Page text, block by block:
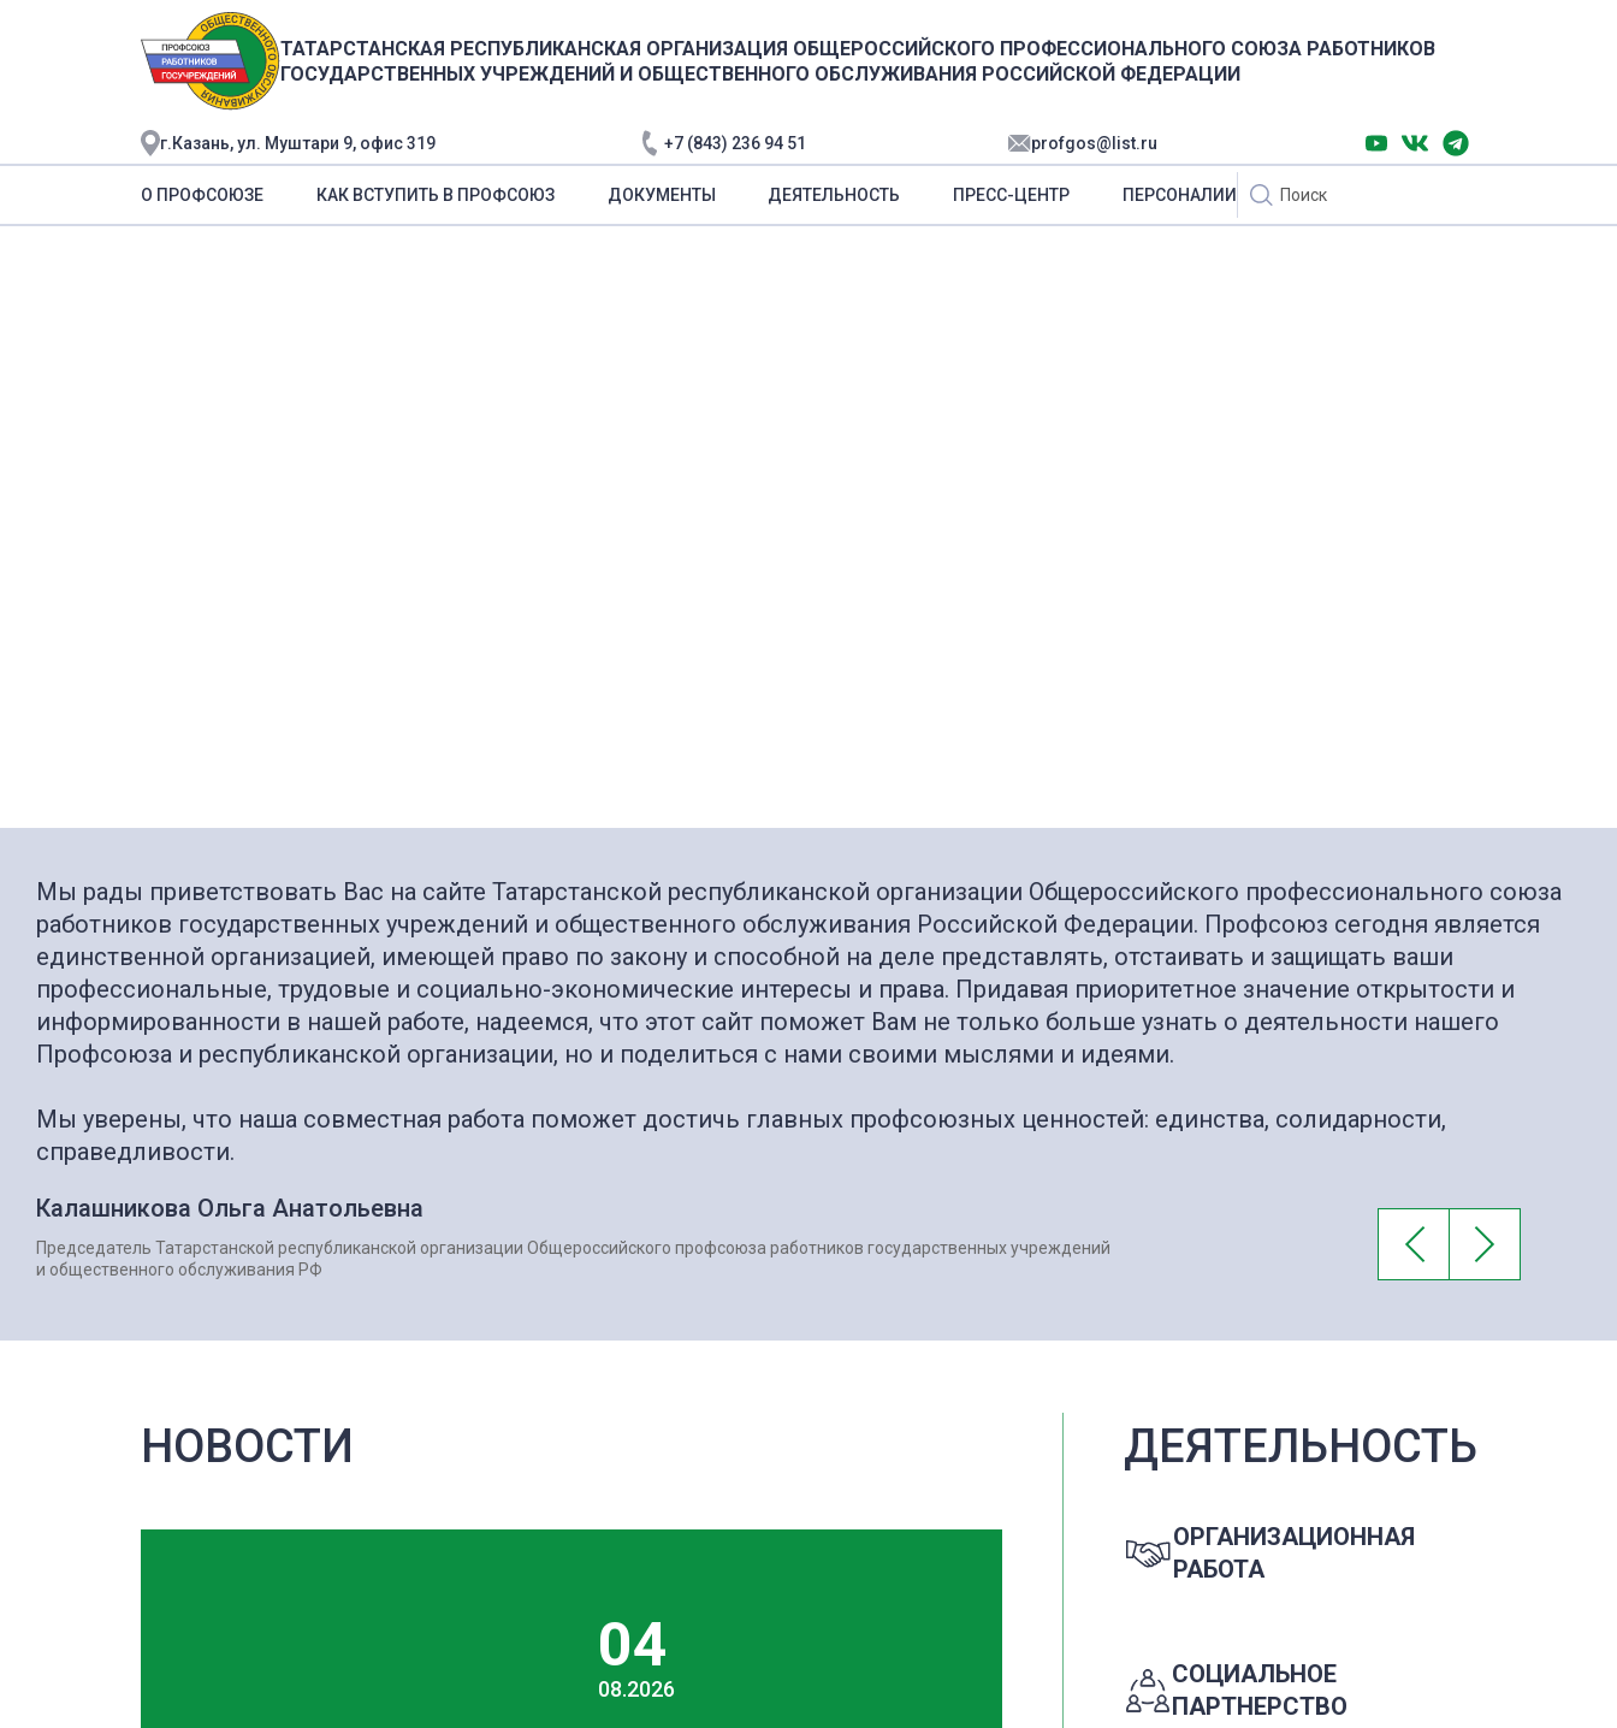
ТАТАРСТАНСКАЯ РЕСПУБЛИКАНСКАЯ ОРГАНИЗАЦИЯ ОБЩЕРОССИЙСКОГО ПРОФЕССИОНАЛЬНОГО СОЮЗА РАБОТНИКОВ
ГОСУДАРСТВЕННЫХ УЧРЕЖДЕНИЙ И ОБЩЕСТВЕННОГО ОБСЛУЖИВАНИЯ РОССИЙСКОЙ ФЕДЕРАЦИИ
г.Казань, ул. Муштари 9, офис 319 +7 (843) 236 94 51 profgos@list.ru
О ПРОФСОЮЗЕ КАК ВСТУПИТЬ В ПРОФСОЮЗ ДОКУМЕНТЫ ДЕЯТЕЛЬНОСТЬ ПРЕСС-ЦЕНТР ПЕРСОНАЛИИ
Мы рады приветствовать Вас на сайте Татарстанской республиканской организации Общероссийского профессионального союза
работников государственных учреждений и общественного обслуживания Российской Федерации. Профсоюз сегодня является
единственной организацией, имеющей право по закону и способной на деле представлять, отстаивать и защищать ваши
профессиональные, трудовые и социально-экономические интересы и права. Придавая приоритетное значение открытости и
информированности в нашей работе, надеемся, что этот сайт поможет Вам не только больше узнать о деятельности нашего
Профсоюза и республиканской организации, но и поделиться с нами своими мыслями и идеями.
Мы уверены, что наша совместная работа поможет достичь главных профсоюзных ценностей: единства, солидарности,
справедливости.
Калашникова Ольга Анатольевна
Председатель Татарстанской республиканской организации Общероссийского профсоюза работников государственных учреждений
и общественного обслуживания РФ
НОВОСТИ
04
08.2026
ДЕЯТЕЛЬНОСТЬ
ОРГАНИЗАЦИОННАЯ
РАБОТА
СОЦИАЛЬНОЕ
ПАРТНЕРСТВО